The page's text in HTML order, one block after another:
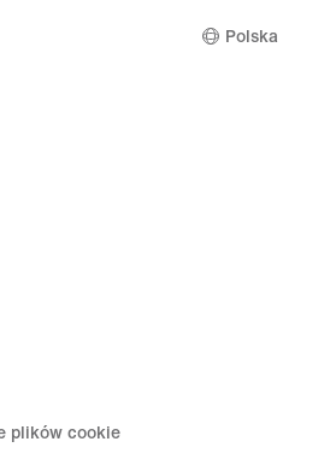
Polska
plików cookie